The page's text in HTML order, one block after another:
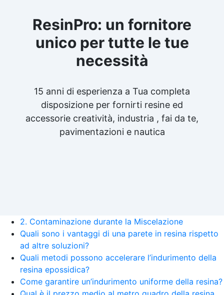
ResinPro: un fornitore
unico per tutte le tue
necessità
15 anni di esperienza a Tua completa
disposizione per fornirti resine ed
accessorie creatività, industria , fai da te,
pavimentazioni e nautica
2. Contaminazione durante la Miscelazione
Quali sono i vantaggi di una parete in resina rispetto
ad altre soluzioni?
Quali metodi possono accelerare l’indurimento della
resina epossidica?
Come garantire un’indurimento uniforme della resina?